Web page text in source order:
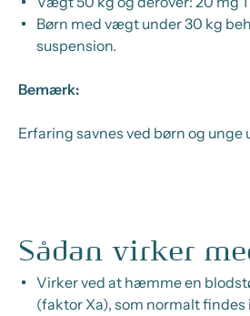
Børn med vægt under 30 kg
suspension.
Bemærk:
Erfaring savnes ved børn og unge
Sådan virker
Virker ved at hæmme en
(faktor Xa), som normalt findes